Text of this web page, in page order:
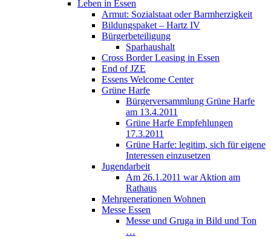
Leben in Essen
Armut: Sozialstaat oder Barmherzigkeit
Bildungspaket – Hartz IV
Bürgerbeteiligung
Sparhaushalt
Cross Border Leasing in Essen
End of JZE
Essens Welcome Center
Grüne Harfe
Bürgerversammlung Grüne Harfe
am 13.4.2011
Grüne Harfe Empfehlungen
17.3.2011
Grüne Harfe: legitim, sich für eigene
Interessen einzusetzen
Jugendarbeit
Am 26.1.2011 war Aktion am
Rathaus
Mehrgenerationen Wohnen
Messe Essen
Messe und Gruga in Bild und Ton
…